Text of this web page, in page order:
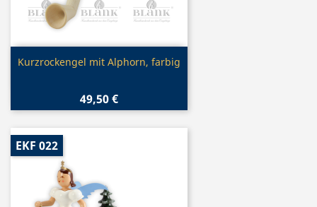
Vorschau
Kurzrockengel mit Alphorn, farbig
49,50 €
EKF 022